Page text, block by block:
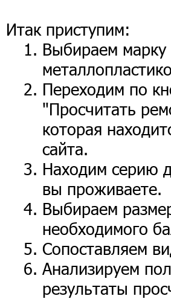
Итак приступим:
Выбираем
Переходим по
"Просчитать
которая
сайта.
Находим серию
вы проживаете.
Выбираем
необходимого
Сопоставляем
Анализируем
результаты